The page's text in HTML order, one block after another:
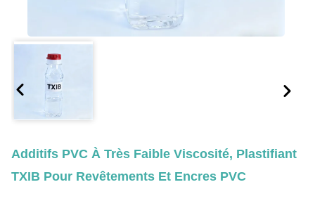
Additifs PVC À Très Faible Viscosité, Plastifiant
TXIB Pour Revêtements Et Encres PVC